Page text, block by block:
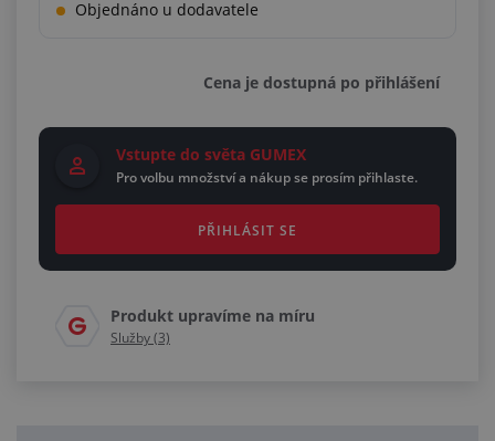
Objednáno u dodavatele
Cena je dostupná po přihlášení
Vstupte do světa GUMEX
Pro volbu množství a nákup se prosím přihlaste.
PŘIHLÁSIT SE
Produkt upravíme na míru
Služby (3)